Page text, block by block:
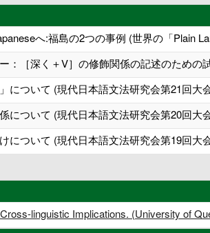
へ:福島の2つの事例 (世界の「Plain
：［深く＋V］の修飾関係の記述のための
について (現代日本語文法研究会第21回大
について (現代日本語文法研究会第20回大
について (現代日本語文法研究会第19回大
linguistic Implications. (University of